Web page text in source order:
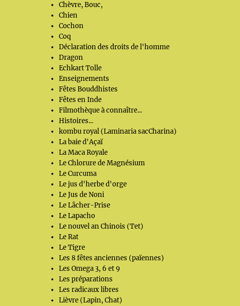
Chèvre, Bouc,
Chien
Cochon
Coq
Déclaration des droits de l'homme
Dragon
Echkart Tolle
Enseignements
Fêtes Bouddhistes
Fêtes en Inde
Filmothèque à connaître...
Histoires...
kombu royal (Laminaria sacCharina)
La baie d'Açaï
La Maca Royale
Le Chlorure de Magnésium
Le Curcuma
Le jus d'herbe d'orge
Le Jus de Noni
Le Lâcher-Prise
Le Lapacho
Le nouvel an Chinois (Tet)
Le Rat
Le Tigre
Les 8 fêtes anciennes (païennes)
Les Omega 3, 6 et 9
Les préparations
Les radicaux libres
Lièvre (Lapin, Chat)